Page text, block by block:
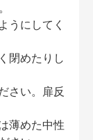
うにしてく
閉めたりし
さい。扉反
薄めた中性